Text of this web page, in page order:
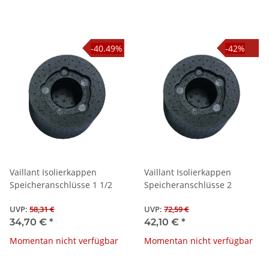
-40.49%
Vaillant Isolierkappen
Speicheranschlüsse 1 1/2
UVP: 58,31 €
34,70 € *
Momentan nicht verfügbar
-42%
Vaillant Isolierkappen
Speicheranschlüsse 2
UVP: 72,59 €
42,10 € *
Momentan nicht verfügbar